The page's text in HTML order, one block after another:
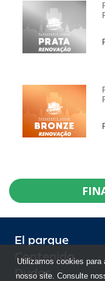
INFO
INFO
El parque
Contenido
Dudas
Utilizamos cookies para
nosso site. Consulte